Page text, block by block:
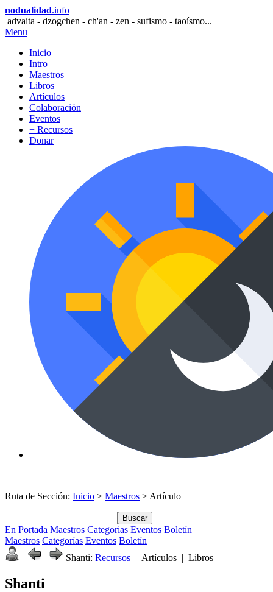
nodualidad.info
advaita - dzogchen - ch'an - zen - sufismo - taoísmo...
Menu
Inicio
Intro
Maestros
Libros
Artículos
Colaboración
Eventos
+ Recursos
Donar
Ruta de Sección: Inicio > Maestros > Artículo
Buscar
En Portada Maestros Categorias Eventos Boletín
Maestros Categorías Eventos Boletín
Shanti: Recursos | Artículos | Libros
Shanti